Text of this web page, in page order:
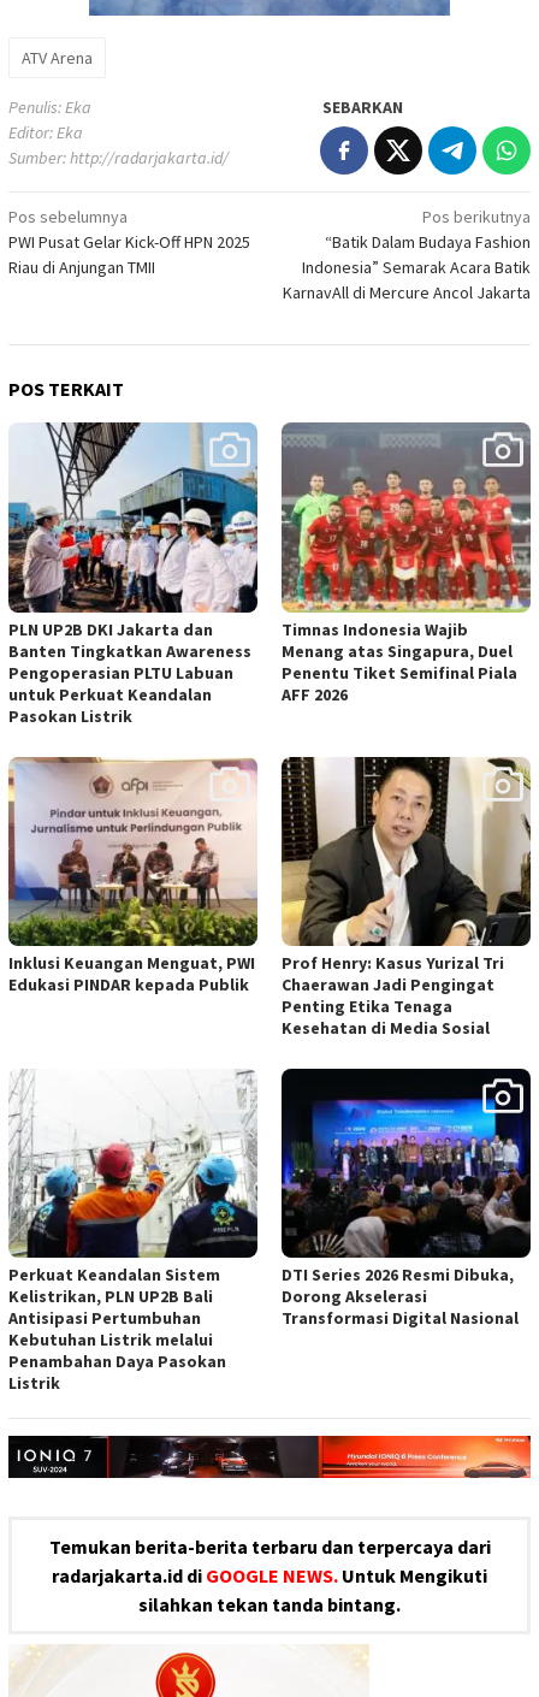
ATV Arena
Penulis: Eka
Editor: Eka
Sumber:http://radarjakarta.id/
SEBARKAN
Navigasi
pos
Pos sebelumnya
PWI Pusat Gelar Kick-Off HPN 2025
Riau di Anjungan TMII
Pos berikutnya
“Batik Dalam Budaya Fashion
Indonesia” Semarak Acara Batik
KarnavAll di Mercure Ancol Jakarta
POS TERKAIT
PLN UP2B DKI Jakarta dan
Banten Tingkatkan Awareness
Pengoperasian PLTU Labuan
untuk Perkuat Keandalan
Pasokan Listrik
Timnas Indonesia Wajib
Menang atas Singapura, Duel
Penentu Tiket Semifinal Piala
AFF 2026
Inklusi Keuangan Menguat, PWI
Edukasi PINDAR kepada Publik
Prof Henry: Kasus Yurizal Tri
Chaerawan Jadi Pengingat
Penting Etika Tenaga
Kesehatan di Media Sosial
Perkuat Keandalan Sistem
Kelistrikan, PLN UP2B Bali
Antisipasi Pertumbuhan
Kebutuhan Listrik melalui
Penambahan Daya Pasokan
Listrik
DTI Series 2026 Resmi Dibuka,
Dorong Akselerasi
Transformasi Digital Nasional
Temukan berita-berita terbaru dan terpercaya dari
radarjakarta.id di GOOGLE NEWS. Untuk Mengikuti
silahkan tekan tanda bintang.